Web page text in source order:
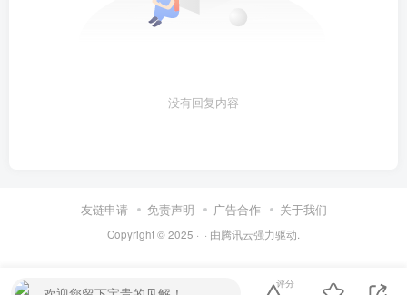
没有回复内容
友链申请 免责声明 广告合作 关于我们
Copyright © 2025 · · 由腾讯云强力驱动.
评分